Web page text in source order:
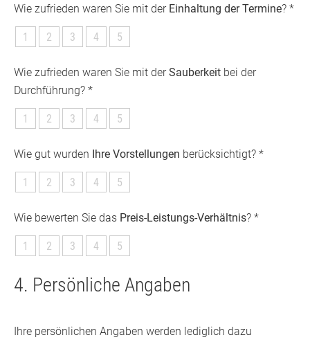
Wie zufrieden waren Sie mit der Einhaltung der Termine? *
1 2 3 4 5
Wie zufrieden waren Sie mit derSauberkeit bei der
Durchführung? *
1 2 3 4 5
Wie gut wurden Ihre Vorstellungen berücksichtigt? *
1 2 3 4 5
Wie bewerten Sie das Preis-Leistungs-Verhältnis? *
1 2 3 4 5
4. Persönliche Angaben
Ihre persönlichen Angaben werden lediglich dazu